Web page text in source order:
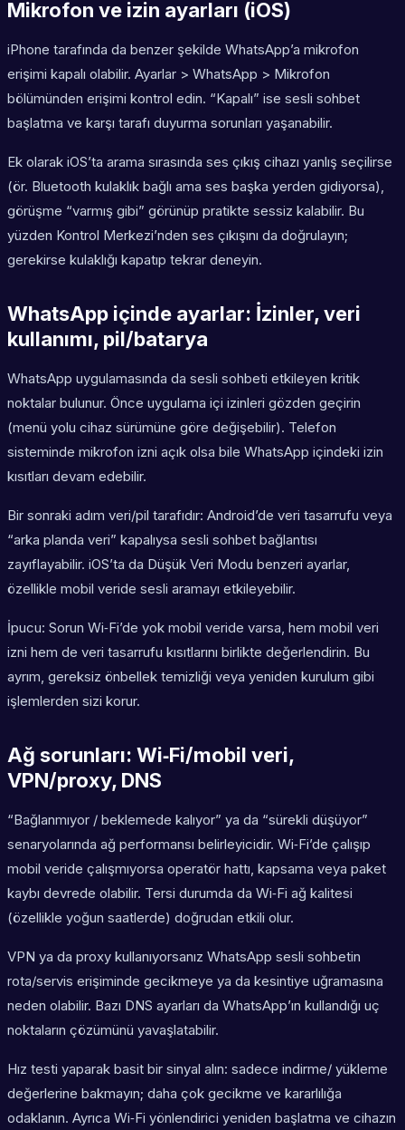
Mikrofon ve izin ayarları (iOS)
iPhone tarafında da benzer şekilde WhatsApp’a mikrofon
erişimi kapalı olabilir. Ayarlar > WhatsApp > Mikrofon
bölümünden erişimi kontrol edin. “Kapalı” ise sesli sohbet
başlatma ve karşı tarafı duyurma sorunları yaşanabilir.
Ek olarak iOS’ta arama sırasında ses çıkış cihazı yanlış seçilirse
(ör. Bluetooth kulaklık bağlı ama ses başka yerden gidiyorsa),
görüşme “varmış gibi” görünüp pratikte sessiz kalabilir. Bu
yüzden Kontrol Merkezi’nden ses çıkışını da doğrulayın;
gerekirse kulaklığı kapatıp tekrar deneyin.
WhatsApp içinde ayarlar: İzinler, veri
kullanımı, pil/batarya
WhatsApp uygulamasında da sesli sohbeti etkileyen kritik
noktalar bulunur. Önce uygulama içi izinleri gözden geçirin
(menü yolu cihaz sürümüne göre değişebilir). Telefon
sisteminde mikrofon izni açık olsa bile WhatsApp içindeki izin
kısıtları devam edebilir.
Bir sonraki adım veri/pil tarafıdır: Android’de veri tasarrufu veya
“arka planda veri” kapalıysa sesli sohbet bağlantısı
zayıflayabilir. iOS’ta da Düşük Veri Modu benzeri ayarlar,
özellikle mobil veride sesli aramayı etkileyebilir.
İpucu: Sorun Wi‑Fi’de yok mobil veride varsa, hem mobil veri
izni hem de veri tasarrufu kısıtlarını birlikte değerlendirin. Bu
ayrım, gereksiz önbellek temizliği veya yeniden kurulum gibi
işlemlerden sizi korur.
Ağ sorunları: Wi‑Fi/mobil veri,
VPN/proxy, DNS
“Bağlanmıyor / beklemede kalıyor” ya da “sürekli düşüyor”
senaryolarında ağ performansı belirleyicidir. Wi‑Fi’de çalışıp
mobil veride çalışmıyorsa operatör hattı, kapsama veya paket
kaybı devrede olabilir. Tersi durumda da Wi‑Fi ağ kalitesi
(özellikle yoğun saatlerde) doğrudan etkili olur.
VPN ya da proxy kullanıyorsanız WhatsApp sesli sohbetin
rota/servis erişiminde gecikmeye ya da kesintiye uğramasına
neden olabilir. Bazı DNS ayarları da WhatsApp’ın kullandığı uç
noktaların çözümünü yavaşlatabilir.
Hız testi yaparak basit bir sinyal alın: sadece indirme/ yükleme
değerlerine bakmayın; daha çok gecikme ve kararlılığa
odaklanın. Ayrıca Wi‑Fi yönlendirici yeniden başlatma ve cihazın